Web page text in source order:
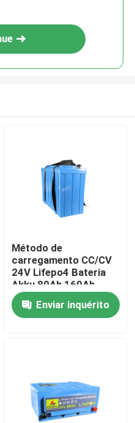
Método de
carregamento CC/CV
24V Lifepo4 Bateria
Akku 80Ah 160Ah
Para armazenamento
de energia solar
Enviar inquérito